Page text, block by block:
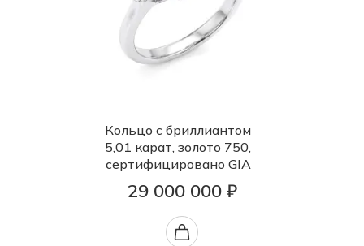
Кольцо с бриллиантом
5,01 карат, золото 750,
сертифицировано GIA
29 000 000 ₽